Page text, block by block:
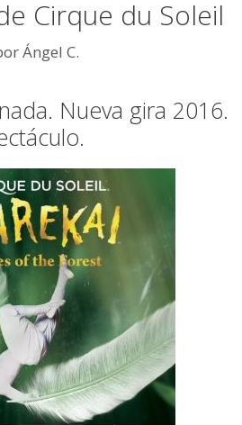
Cirque du Soleil
Ángel C.
Nueva gira 2016.